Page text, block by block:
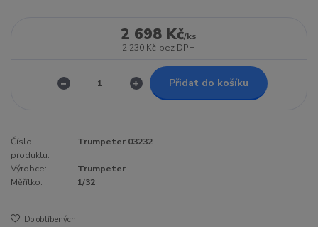
2 698 Kč/ks
2 230 Kč bez DPH
Přidat do košíku
Číslo
produktu:
Trumpeter 03232
Výrobce:
Trumpeter
Měřítko:
1/32
Do oblíbených